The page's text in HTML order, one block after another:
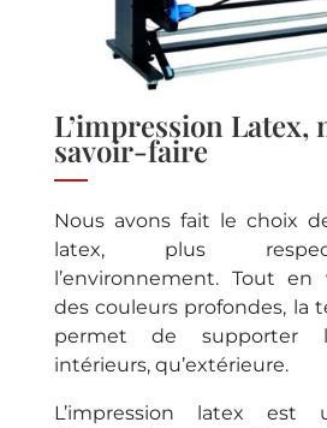
L’impression Latex,
savoir-faire
Nous avons fait le choix
latex, plus
l’environnement. Tout
des couleurs profondes, la
permet de supporter
intérieurs, qu’extérieure.
L’impression latex est